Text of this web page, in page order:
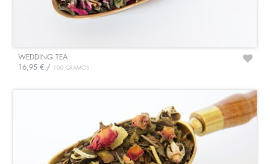
WEDDING TEA
16,95 € /
100 GRAMOS